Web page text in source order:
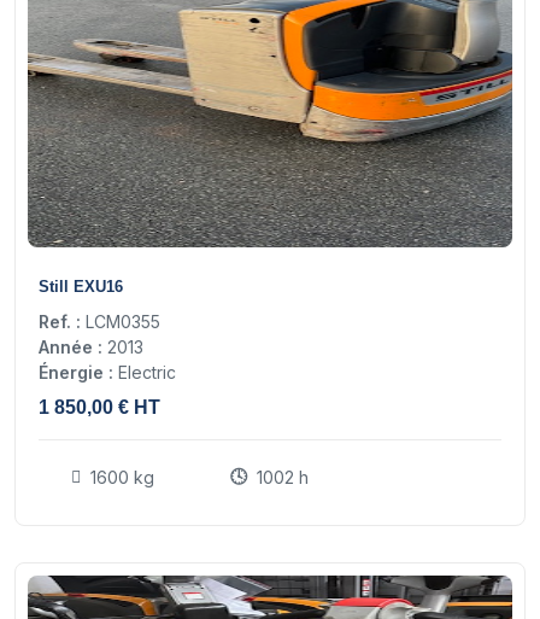
Still EXU16
Ref. : LCM0355
Année : 2013
Énergie : Electric
1 850,00 € HT
1600 kg 1002 h